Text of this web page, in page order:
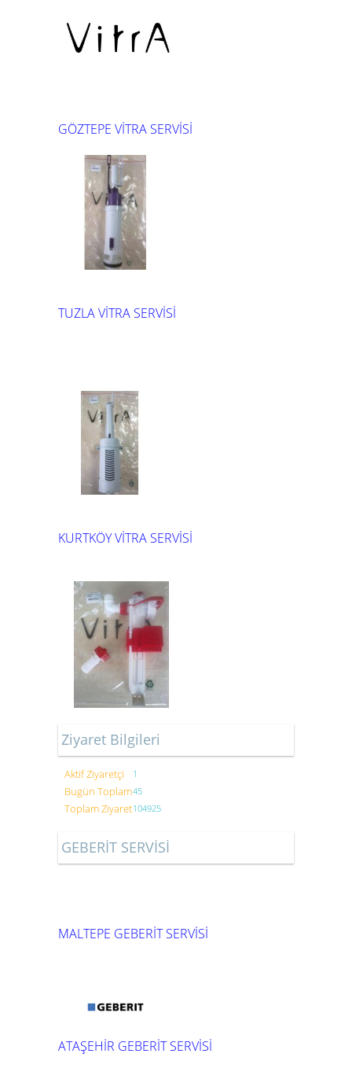
GÖZTEPE VİTRA SERVİSİ
TUZLA VİTRA SERVİSİ
KURTKÖY VİTRA SERVİSİ
Ziyaret Bilgileri
Aktif Ziyaretçi 1
Bugün Toplam45
Toplam Ziyaret104925
GEBERİT SERVİSİ
MALTEPE GEBERİT SERVİSİ
ATAŞEHİR GEBERİT SERVİSİ